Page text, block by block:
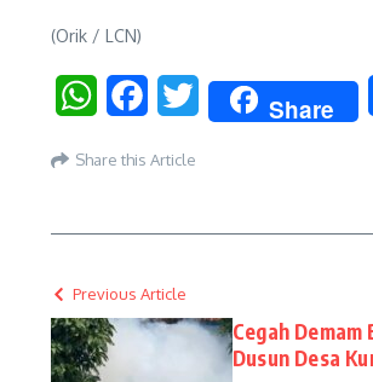
(Orik / LCN)
WhatsAppFacebookTwitter Share
Share this Article
Previous Article
Cegah
Dusun Desa